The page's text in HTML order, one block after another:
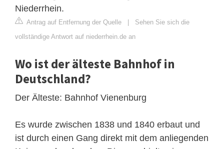
Niederrhein.
Antrag auf Entfernung der Quelle | Sehen Sie sich die
vollständige Antwort auf niederrhein.de an
Wo ist der älteste Bahnhof in
Deutschland?
Der Älteste: Bahnhof Vienenburg
Es wurde zwischen 1838 und 1840 erbaut und
ist durch einen Gang direkt mit dem anliegenden